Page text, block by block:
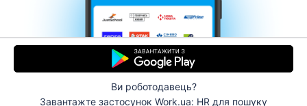
Ви роботодавець?
Завантажте застосунок Work.ua: HR для пошуку
Допомога Умови використання
© 2006–2026 Work.ua. Сервіс пошуку роботи №1 в